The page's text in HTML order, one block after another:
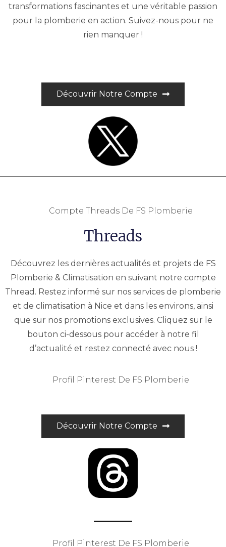
transformations fascinantes et une véritable passion
pour la plomberie en action. Suivez-nous pour ne
rien manquer !
Découvrir Notre Compte
Compte Threads De FS Plomberie
Threads
Découvrez les dernières actualités et projets de FS
Plomberie & Climatisation en suivant notre compte
Thread. Restez informé sur nos services de plomberie
et de climatisation à Nice et dans les environs, ainsi
que sur nos promotions exclusives. Cliquez sur le
bouton ci-dessous pour accéder à notre fil
d’actualité et restez connecté avec nous !
Profil Pinterest De FS Plomberie
Découvrir Notre Compte
Profil Pinterest De FS Plomberie